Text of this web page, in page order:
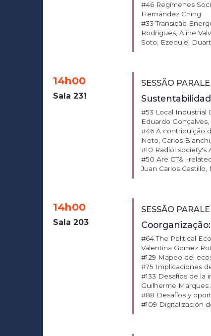
#46 Regímenes
Hernández Ching
#33 Transição
Rodrigues, Aline
Soto, Ezequiel
14h00
Sala 231
SESSÃO
#53 Local Industrial
Eduardo
#46 A contribuição
Neto, Carlos
#10 Radiol
#50 Are CT&I-
Juan Carlos Castillo,
14h00
Sala 203
SESSÃO
#64 The Political
Valentina Gomez
#129 Mapeo del
#75 Implicaciones
#133 Desafíos de la
Guilherme
#88 Desafíos y
#109 Digitalización